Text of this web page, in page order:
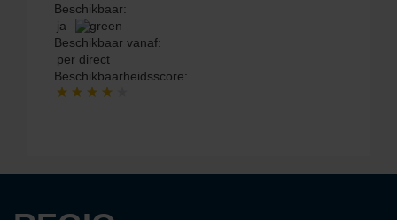
Beschikbaar:
ja
Beschikbaar vanaf:
per direct
Beschikbaarheidsscore: